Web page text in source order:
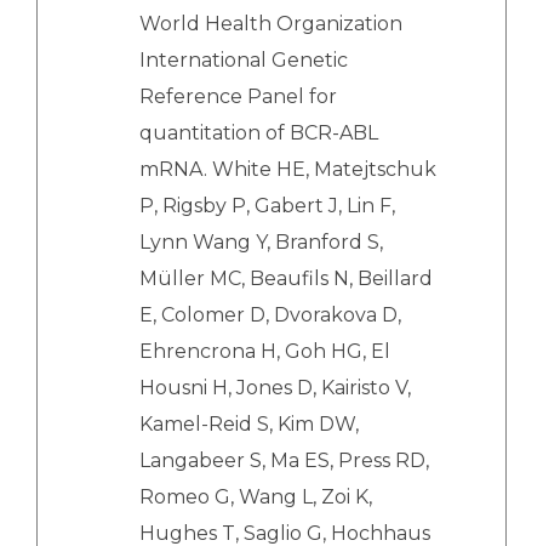
World Health Organization
International Genetic
Reference Panel for
quantitation of BCR-ABL
mRNA. White HE, Matejtschuk
P, Rigsby P, Gabert J, Lin F,
Lynn Wang Y, Branford S,
Müller MC, Beaufils N, Beillard
E, Colomer D, Dvorakova D,
Ehrencrona H, Goh HG, El
Housni H, Jones D, Kairisto V,
Kamel-Reid S, Kim DW,
Langabeer S, Ma ES, Press RD,
Romeo G, Wang L, Zoi K,
Hughes T, Saglio G, Hochhaus